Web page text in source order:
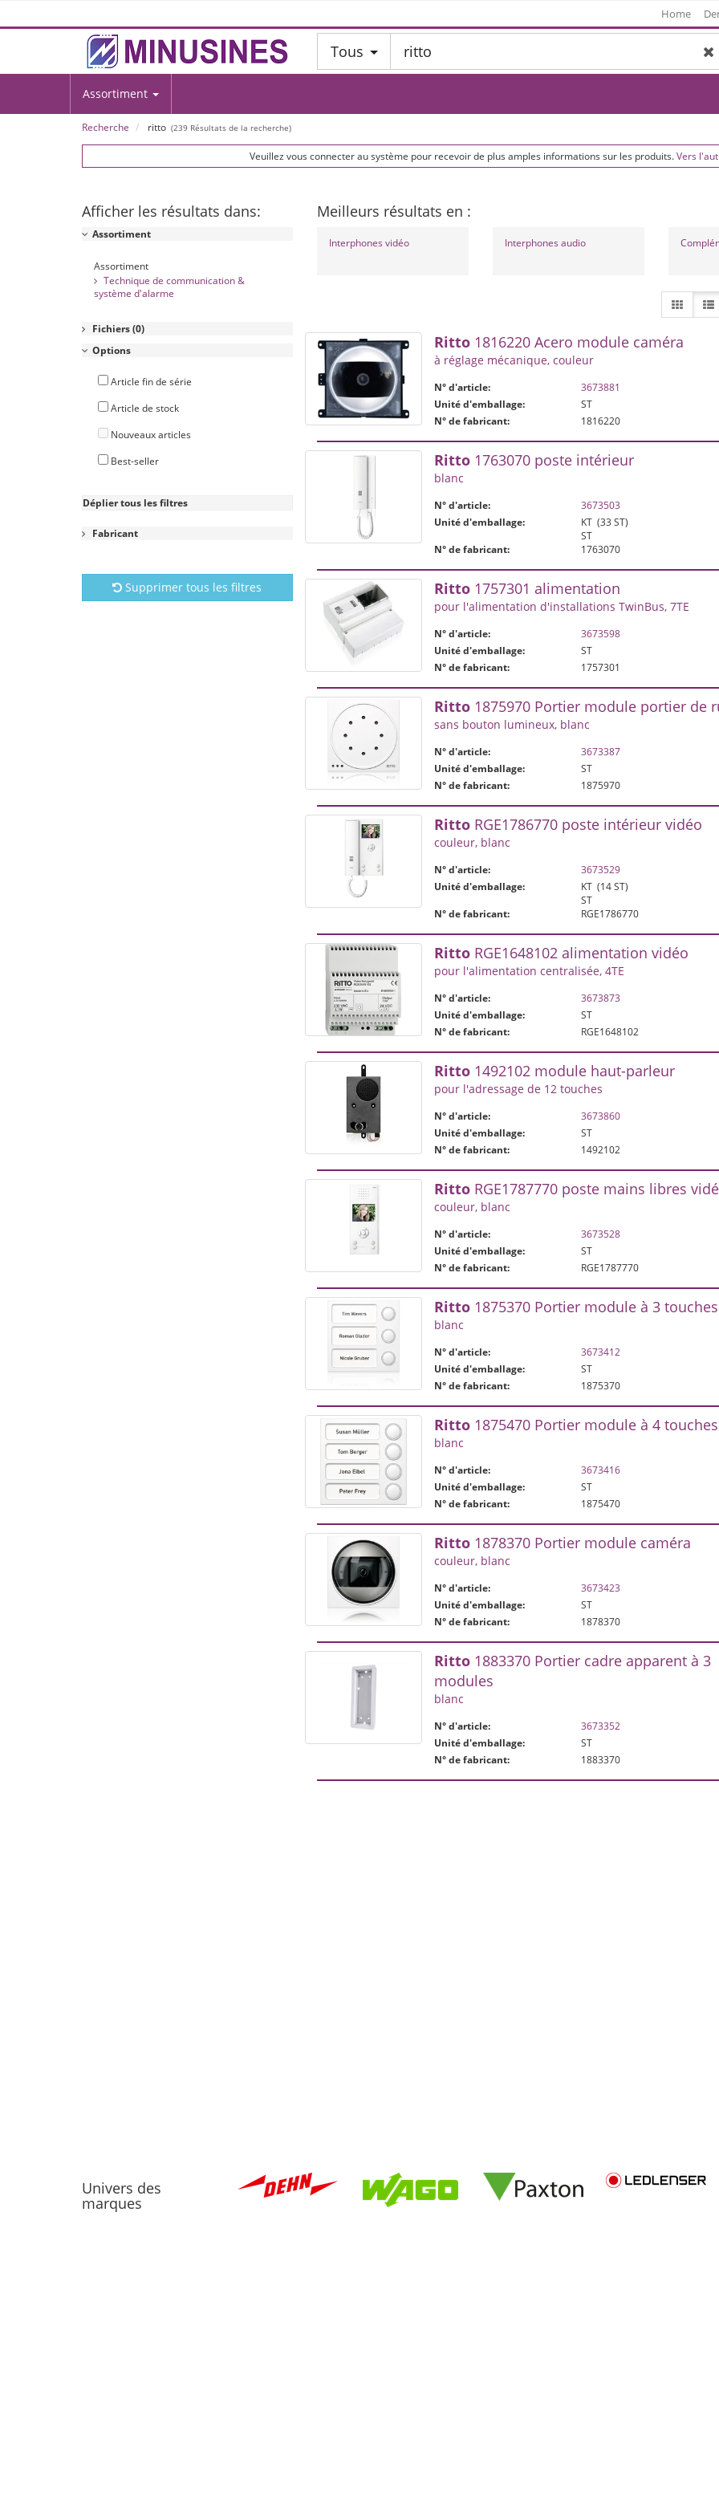
Home
Tous
Assortiment
Recherche ritto (239 Résultats de la recherche)
Veuillez vous connecter au système pour recevoir de plus amples informations sur les produits.Vers
Afficher les résultats dans:
Assortiment
Assortiment
Technique de communication &
système d'alarme
Fichiers(0)
Options
Article fin de série
Article de stock
Nouveaux articles
Best-seller
Déplier tous les filtres
Fabricant
Supprimer tous les filtres
Meilleurs résultats en :
Interphones vidéo Interphones audio
Ritto1816220 Acero module caméra
à réglage mécanique, couleur
N° d'article:
3673881
Unité d'emballage:
ST
N° de fabricant:
1816220
Ritto1763070 poste intérieur
blanc
N° d'article:
3673503
Unité d'emballage:
KT (33 ST)
ST
N° de fabricant:
1763070
Ritto1757301 alimentation
pour l'alimentation d'installations TwinBus, 7TE
N° d'article:
3673598
Unité d'emballage:
ST
N° de fabricant:
1757301
Ritto1875970 Portier module portier de
sans bouton lumineux, blanc
N° d'article:
3673387
Unité d'emballage:
ST
N° de fabricant:
1875970
RittoRGE1786770 poste intérieur vidéo
couleur, blanc
N° d'article:
3673529
Unité d'emballage:
KT (14 ST)
ST
N° de fabricant:
RGE1786770
RittoRGE1648102 alimentation vidéo
pour l'alimentation centralisée, 4TE
N° d'article:
3673873
Unité d'emballage:
ST
N° de fabricant:
RGE1648102
Ritto1492102 module haut-parleur
pour l'adressage de 12 touches
N° d'article:
3673860
Unité d'emballage:
ST
N° de fabricant:
1492102
RittoRGE1787770 poste mains libres
couleur, blanc
N° d'article:
3673528
Unité d'emballage:
ST
N° de fabricant:
RGE1787770
Ritto1875370 Portier module à 3 touches
blanc
N° d'article:
3673412
Unité d'emballage:
ST
N° de fabricant:
1875370
Ritto1875470 Portier module à 4 touches
blanc
N° d'article:
3673416
Unité d'emballage:
ST
N° de fabricant:
1875470
Ritto1878370 Portier module caméra
couleur, blanc
N° d'article:
3673423
Unité d'emballage:
ST
N° de fabricant:
1878370
Ritto1883370 Portier cadre apparent à 3
modules
blanc
N° d'article:
3673352
Unité d'emballage:
ST
N° de fabricant:
1883370
Univers des
marques